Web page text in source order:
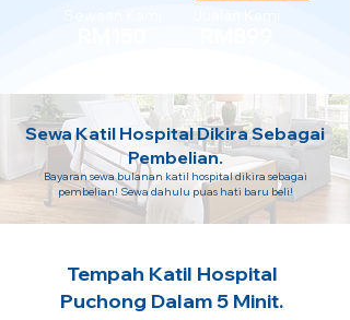
Sewa Katil Hospital Dikira Sebagai
Pembelian.
Bayaran sewa bulanan katil hospital dikira sebagai
pembelian! Sewa dahulu puas hati baru beli!
Tempah Katil Hospital
Puchong Dalam 5 Minit.